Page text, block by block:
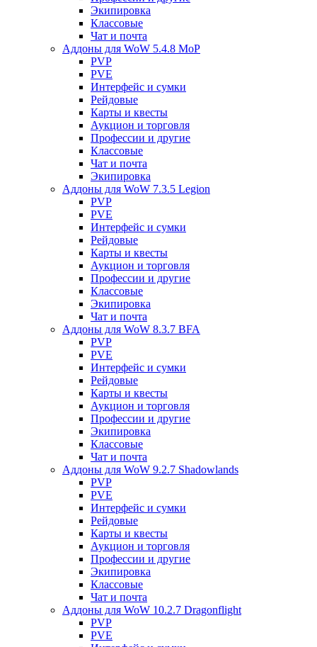
Экипировка
Классовые
Чат и почта
Аддоны для WoW 5.4.8 MoP
PVP
PVE
Интерфейс и сумки
Рейдовые
Карты и квесты
Аукцион и торговля
Профессии и другие
Классовые
Чат и почта
Экипировка
Аддоны для WoW 7.3.5 Legion
PVP
PVE
Интерфейс и сумки
Рейдовые
Карты и квесты
Аукцион и торговля
Профессии и другие
Классовые
Экипировка
Чат и почта
Аддоны для WoW 8.3.7 BFA
PVP
PVE
Интерфейс и сумки
Рейдовые
Карты и квесты
Аукцион и торговля
Профессии и другие
Экипировка
Классовые
Чат и почта
Аддоны для WoW 9.2.7 Shadowlands
PVP
PVE
Интерфейс и сумки
Рейдовые
Карты и квесты
Аукцион и торговля
Профессии и другие
Экипировка
Классовые
Чат и почта
Аддоны для WoW 10.2.7 Dragonflight
PVP
PVE